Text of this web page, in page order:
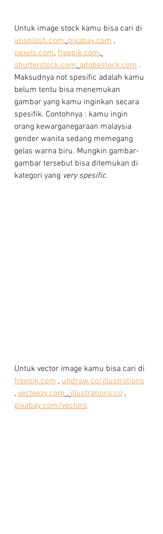
Untuk image stock kamu bisa cari di
unsplash.com, pixabay.com ,
pexels.com, freepik.com,
shutterstock.com, adobestock.com .
Maksudnya not spesific adalah kamu
belum tentu bisa menemukan
gambar yang kamu inginkan secara
spesifik. Contohnya : kamu ingin
orang kewarganegaraan malaysia
gender wanita sedang memegang
gelas warna biru. Mungkin gambar-
gambar tersebut bisa ditemukan di
kategori yang very spesific.
Untuk vector image kamu bisa cari di
freepik.com , undraw.co/illustrations
, vecteezy.com , illustrations.co ,
pixabay.com/vectors